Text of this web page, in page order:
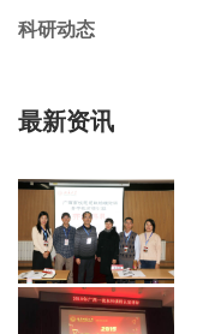
科研动态
最新资讯